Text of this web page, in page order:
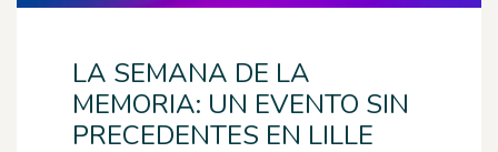
LA SEMANA DE LA
MEMORIA: UN EVENTO SIN
PRECEDENTES EN LILLE